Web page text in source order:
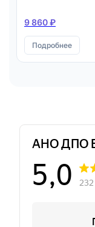
9 860 ₽
Подробнее